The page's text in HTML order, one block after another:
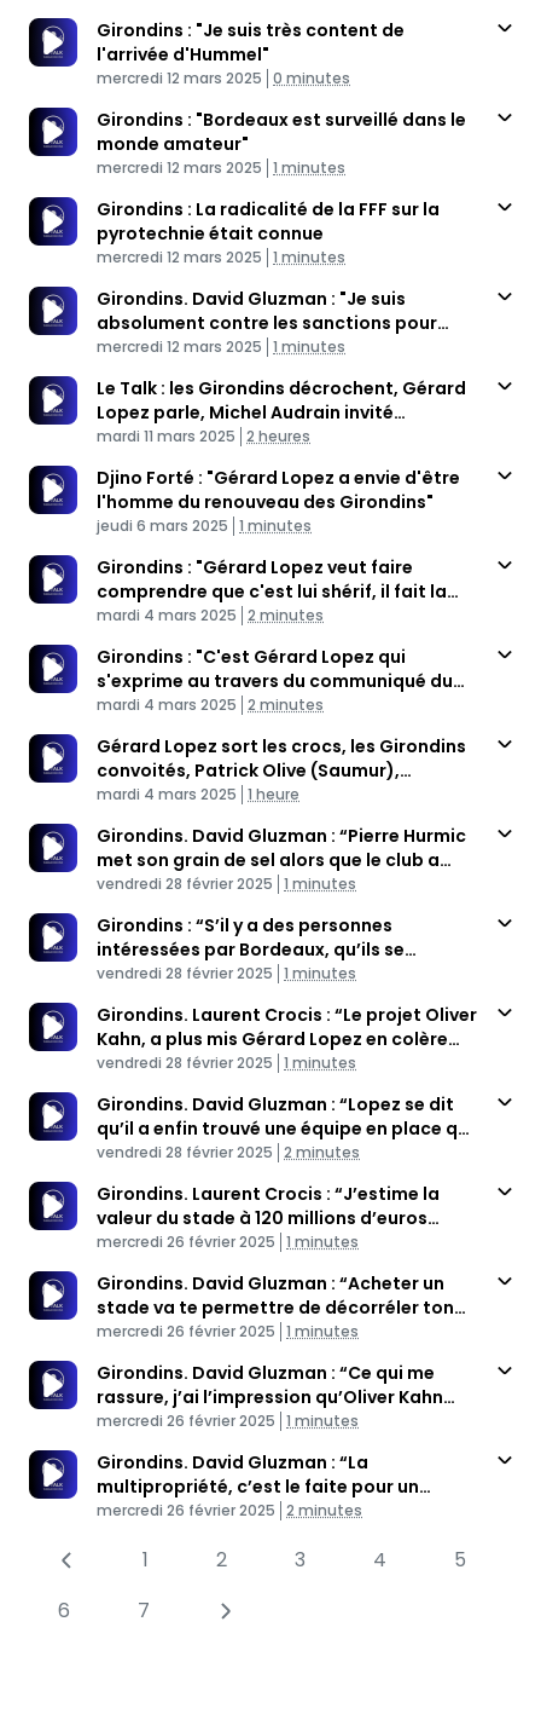
Girondins : "Je suis très content de
l'arrivée d'Hummel"
Published At
mercredi 12 mars 2025 Time
0 minutes
Girondins : "Bordeaux est surveillé dans le
monde amateur"
Published At
mercredi 12 mars 2025 Time
1 minutes
Girondins : La radicalité de la FFF sur la
pyrotechnie était connue
Published At
mercredi 12 mars 2025 Time
1 minutes
Girondins. David Gluzman : "Je suis
absolument contre les sanctions pour
l'utilisation d'engins pyrotechniques"
Published At
mercredi 12 mars 2025 Time
1 minutes
Le Talk : les Girondins décrochent, Gérard
Lopez parle, Michel Audrain invité
(USAMSM)
Published At
mardi 11 mars 2025 Time
2 heures
Djino Forté : "Gérard Lopez a envie d'être
l'homme du renouveau des Girondins"
Published At
jeudi 6 mars 2025 Time
1 minutes
Girondins : "Gérard Lopez veut faire
comprendre que c'est lui shérif, il fait la
loi"
Published At
mardi 4 mars 2025 Time
2 minutes
Girondins : "C'est Gérard Lopez qui
s'exprime au travers du communiqué du
club"
Published At
mardi 4 mars 2025 Time
2 minutes
Gérard Lopez sort les crocs, les Girondins
convoités, Patrick Olive (Saumur),
F.Indalecio invités
Published At
mardi 4 mars 2025 Time
1 heure
Girondins. David Gluzman : “Pierre Hurmic
met son grain de sel alors que le club a
besoin d’attractivité”
Published At
vendredi 28 février 2025 Time
1 minutes
Girondins : “S’il y a des personnes
intéressées par Bordeaux, qu’ils se
manifestent”
Published At
vendredi 28 février 2025 Time
1 minutes
Girondins. Laurent Crocis : “Le projet Oliver
Kahn, a plus mis Gérard Lopez en colère
qu’autre chose”
Published At
vendredi 28 février 2025 Time
1 minutes
Girondins. David Gluzman : “Lopez se dit
qu’il a enfin trouvé une équipe en place qui
me décharge”
Published At
vendredi 28 février 2025 Time
2 minutes
Girondins. Laurent Crocis : “J’estime la
valeur du stade à 120 millions d’euros
maximums”
Published At
mercredi 26 février 2025 Time
1 minutes
Girondins. David Gluzman : “Acheter un
stade va te permettre de décorréler ton
risque financier des résultats sportifs”
Published At
mercredi 26 février 2025 Time
1 minutes
Girondins. David Gluzman : “Ce qui me
rassure, j’ai l’impression qu’Oliver Kahn
veut mettre Bordeaux en haut de la
Published At
mercredi 26 février 2025 Time
1 minutes
Girondins. David Gluzman : “La
multipropriété, c’est le faite pour un
actionnaire unique de détenir plusieurs
Published At
mercredi 26 février 2025 Time
2 minutes
1 2 3 4
5
6
7